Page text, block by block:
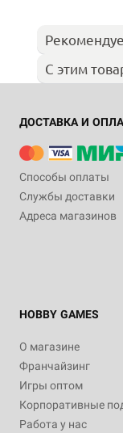
С этим
ДОСТАВКА И
Способы оплаты
Службы доставки
Адреса магазинов
HOBBY GAMES
О магазине
Франчайзинг
Игры оптом
Корпоративные
Работа у нас